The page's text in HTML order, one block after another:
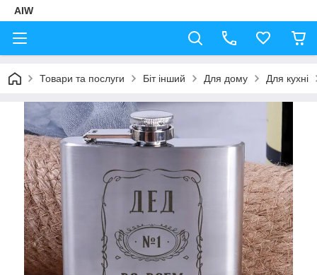
AIW
Товари та послуги Біт інший Для дому Для кухні